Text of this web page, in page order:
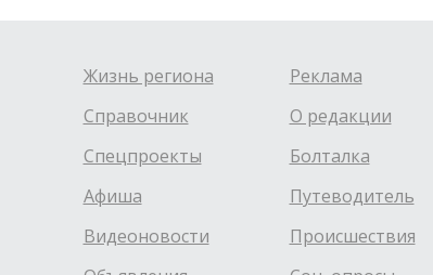
Жизнь региона
Справочник
Спецпроекты
Афиша
Видеоновости
Реклама
О редакции
Болталка
Путеводитель
Происшествия